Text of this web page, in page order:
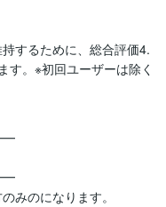
するために、総合評価4.
みのになります。